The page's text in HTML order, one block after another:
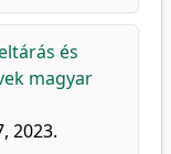
és
magyar
2023.